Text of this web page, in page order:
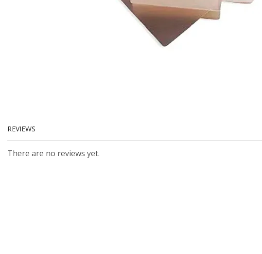
REVIEWS
There are no reviews yet.